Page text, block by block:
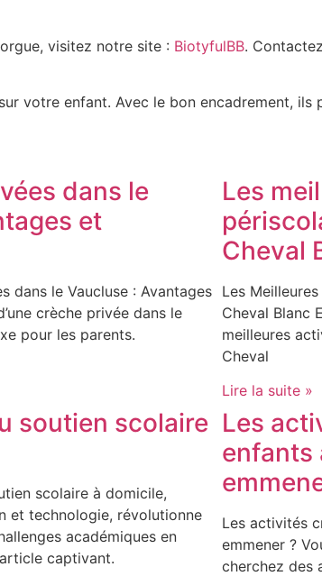
visitez notre site : BiotyfulBB.
votre enfant. Avec le bon encadrement, ils
dans le
et
dans le Vaucluse : Avantages
crèche privée dans le
pour les parents.
Les
Cheval
Les
Cheval Blanc
meilleures
Cheval
Lire la suite »
soutien scolaire
scolaire à domicile,
et technologie, révolutionne
académiques en
captivant.
Les
enfants
Les activités
emmener ?
cherchez des